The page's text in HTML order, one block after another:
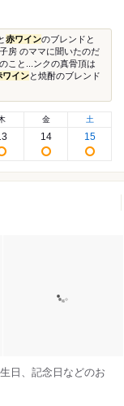
赤ワインのブレンドと
房 のママに聞いたのだ
こと...ンクの真骨頂は
ワインと焼酎のブレンド
金
14
土
15
日、記念日などのお